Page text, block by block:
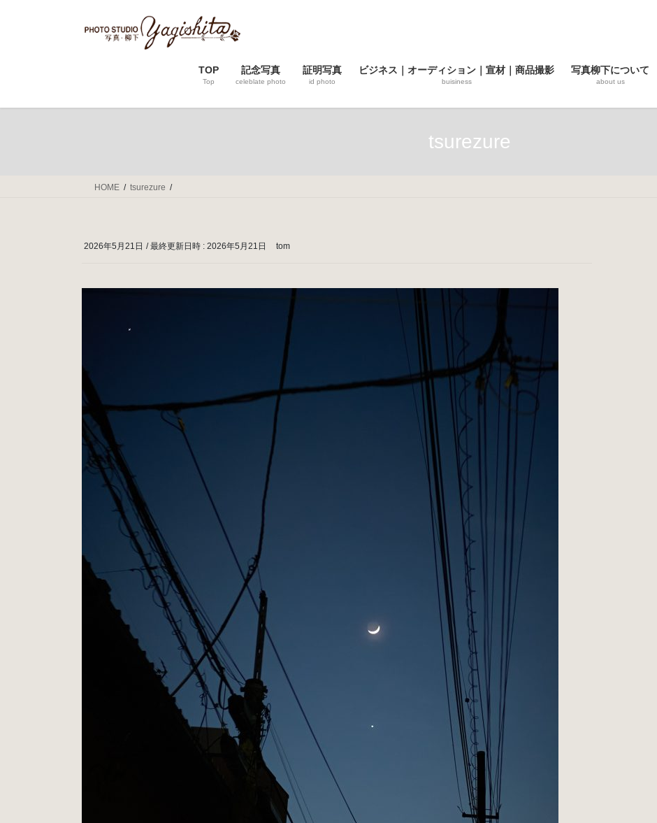
ス
ン
TOP
Top
記念写真
celeblate photo
証明写真
id photo
ビジネス｜オーディション｜宣材｜商品撮影
buisiness
写真柳下について
about us
tsurezure
HOME tsurezure
2026年5月21日 / 最終更新日時 : 2026年5月21日 tom